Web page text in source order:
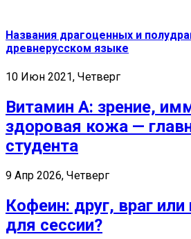
Названия драгоценных и
древнерусском языке
10 Июн 2021, Четверг
Витамин А: зрение,
здоровая кожа —
студента
9 Апр 2026, Четверг
Кофеин: друг, враг
для сессии?